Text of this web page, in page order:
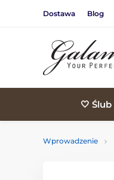
Dostawa Blog
🤍 Ślub
Wprowadzenie